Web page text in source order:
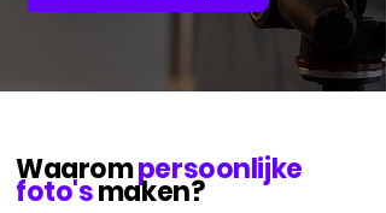
Waarompersoonlijke
foto'smaken?